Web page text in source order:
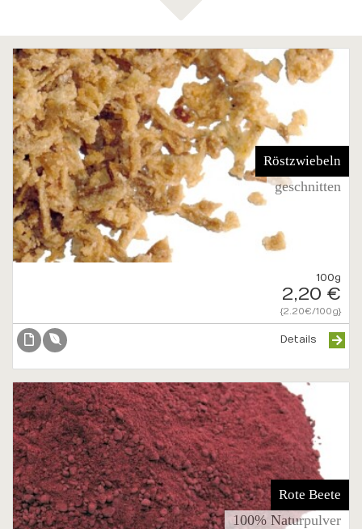
Röstzwiebeln
geschnitten
100g
2,20 €
{2.20€/100g}
Details
Rote Beete
100% Naturpulver